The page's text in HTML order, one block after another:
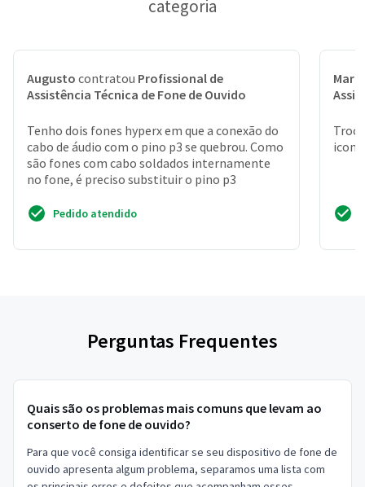
categoria
Augusto contratou Profissional de
Assistência Técnica de Fone de Ouvido
Tenho dois fones hyperx em que a conexão do
cabo de áudio com o pino p3 se quebrou. Como
são fones com cabo soldados internamente
no fone, é preciso substituir o pino p3
Pedido atendido
Perguntas Frequentes
Quais são os problemas mais comuns que levam ao
conserto de fone de ouvido?
Para que você consiga identificar se seu dispositivo de fone de
ouvido apresenta algum problema, separamos uma lista com